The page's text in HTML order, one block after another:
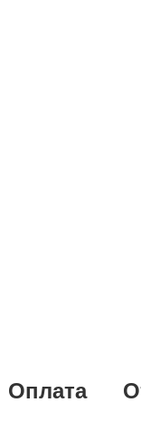
Оплата